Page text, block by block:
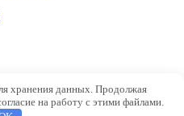
хранения данных. Продолжая
на работу с этими файлами.